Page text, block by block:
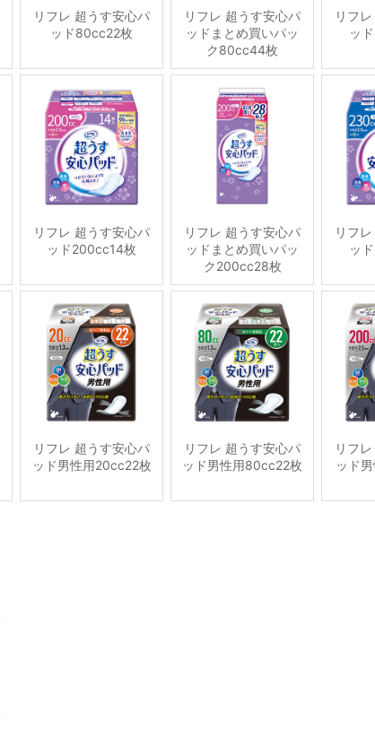
リフレ 超うす安心パ
ッド80cc22枚
リフレ 超うす安心パ
ッドまとめ買いパッ
ク80cc44枚
リフ
ッ
リフレ 超うす安心パ
ッド200cc14枚
リフレ 超うす安心パ
ッドまとめ買いパッ
ク200cc28枚
リフ
ッ
リフレ 超うす安心パ
ッド男性用20cc22枚
リフレ 超うす安心パ
ッド男性用80cc22枚
リフ
ッド